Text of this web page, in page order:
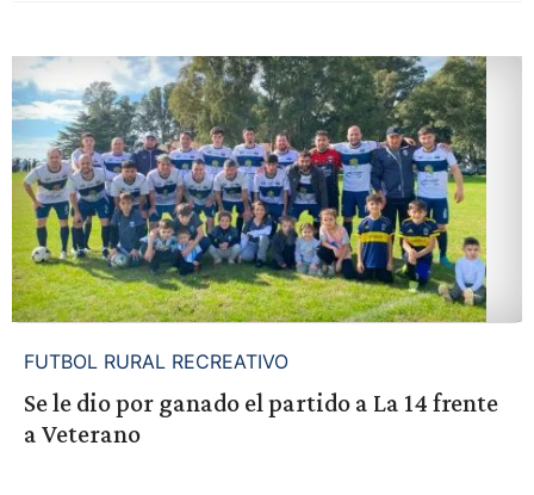
FUTBOL RURAL RECREATIVO
Se le dio por ganado el partido a La 14 frente
a Veterano